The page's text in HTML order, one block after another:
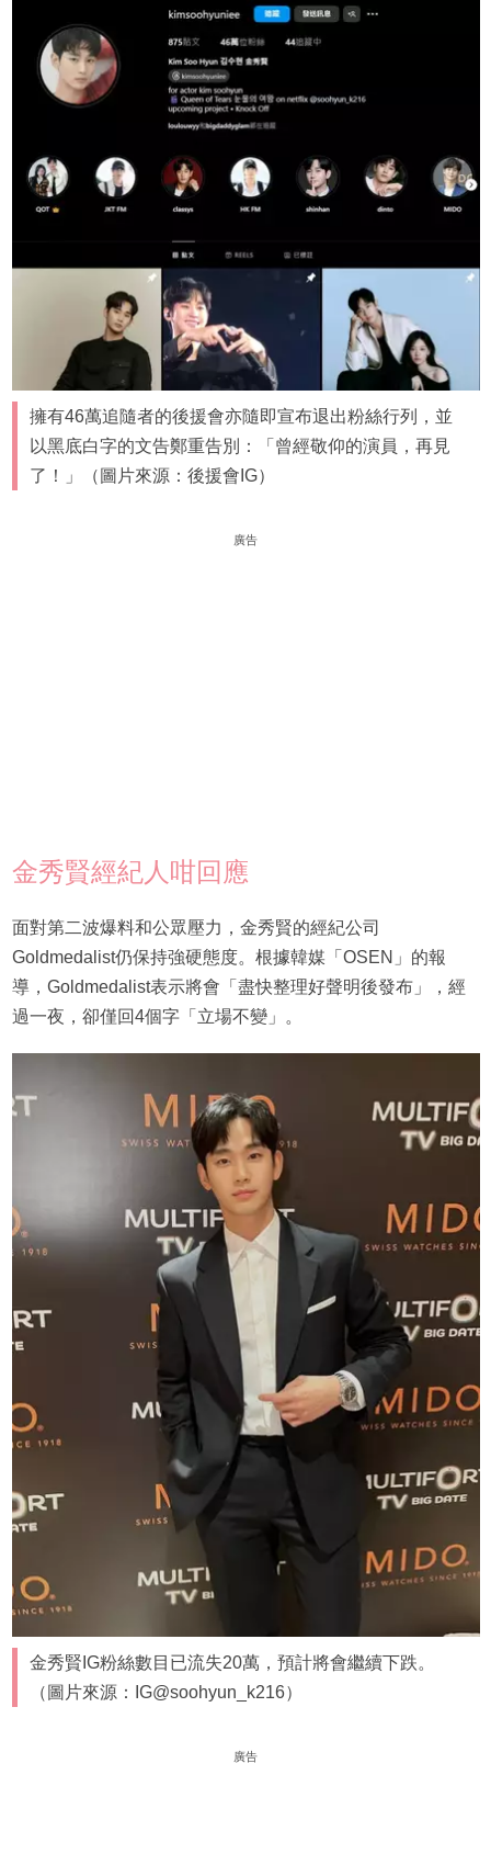
擁有46萬追隨者的後援會亦隨即宣布退出粉絲行列，並
以黑底白字的文告鄭重告別：「曾經敬仰的演員，再見
了！」（圖片來源：後援會IG）
廣告
金秀賢經紀人咁回應
面對第二波爆料和公眾壓力，金秀賢的經紀公司
Goldmedalist仍保持強硬態度。根據韓媒「OSEN」的報
導，Goldmedalist表示將會「盡快整理好聲明後發布」，經
過一夜，卻僅回4個字「立場不變」。
金秀賢IG粉絲數目已流失20萬，預計將會繼續下跌。
（圖片來源：IG@soohyun_k216）
廣告